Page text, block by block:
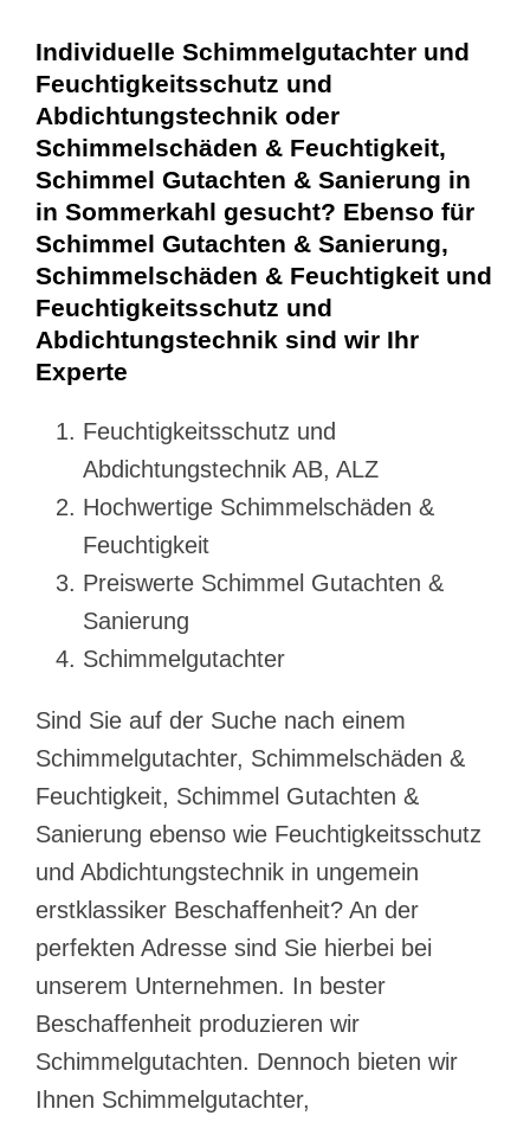
Individuelle Schimmelgutachter und
Feuchtigkeitsschutz und
Abdichtungstechnik oder
Schimmelschäden & Feuchtigkeit,
Schimmel Gutachten & Sanierung in
in Sommerkahl gesucht? Ebenso für
Schimmel Gutachten & Sanierung,
Schimmelschäden & Feuchtigkeit und
Feuchtigkeitsschutz und
Abdichtungstechnik sind wir Ihr
Experte
Feuchtigkeitsschutz und
Abdichtungstechnik AB, ALZ
Hochwertige Schimmelschäden &
Feuchtigkeit
Preiswerte Schimmel Gutachten &
Sanierung
Schimmelgutachter
Sind Sie auf der Suche nach einem
Schimmelgutachter, Schimmelschäden &
Feuchtigkeit, Schimmel Gutachten &
Sanierung ebenso wie Feuchtigkeitsschutz
und Abdichtungstechnik in ungemein
erstklassiker Beschaffenheit? An der
perfekten Adresse sind Sie hierbei bei
unserem Unternehmen. In bester
Beschaffenheit produzieren wir
Schimmelgutachten. Dennoch bieten wir
Ihnen Schimmelgutachter,